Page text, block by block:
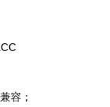
容；